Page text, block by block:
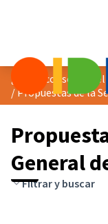
/Propuestas de la
General
Filtrar y buscar